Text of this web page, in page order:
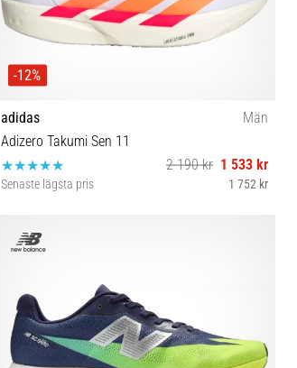
-12%
adidas
Män
Adizero Takumi Sen 11
2 190 kr 1 533 kr
Senaste lägsta pris 1 752 kr